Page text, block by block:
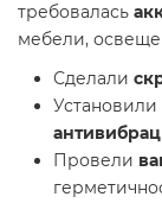
требовалась
мебели,
Сделали
Провели